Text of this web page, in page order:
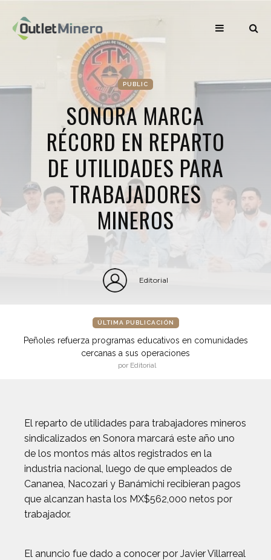
PUBLIC
SONORA MARCA
RÉCORD EN REPARTO
DE UTILIDADES PARA
TRABAJADORES
MINEROS
Editorial
ÚLTIMA PUBLICACIÓN
Peñoles refuerza programas educativos en comunidades
cercanas a sus operaciones
por Editorial
El reparto de utilidades para trabajadores mineros
sindicalizados en Sonora marcará este año uno
de los montos más altos registrados en la
industria nacional, luego de que empleados de
Cananea, Nacozari y Banámichi recibieran pagos
que alcanzan hasta los MX$562,000 netos por
trabajador.
El anuncio fue dado a conocer por Javier Villarreal